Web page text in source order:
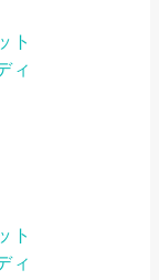
ト
ィ
ト
ィ